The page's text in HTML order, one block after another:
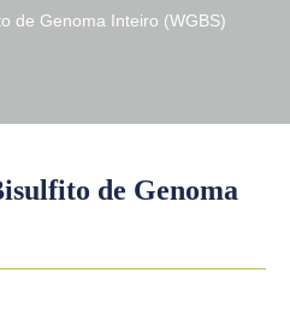
de Genoma Inteiro (WGBS)
de Genoma